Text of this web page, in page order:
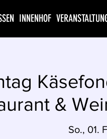
INNENHOF
&
So., 01.